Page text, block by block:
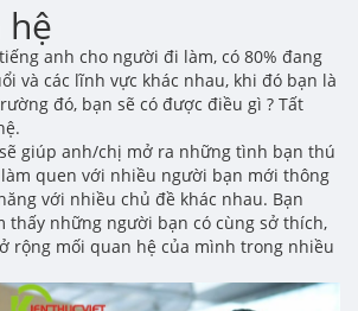
hệ
anh cho người đi làm, có 80% đang
và các lĩnh vực khác nhau, khi đó bạn là
đó, bạn sẽ có được điều gì ? Tất
giúp anh/chị mở ra những tình bạn thú
quen với nhiều người bạn mới thông
với nhiều chủ đề khác nhau. Bạn
thấy những người bạn có cùng sở thích,
rộng mối quan hệ của mình trong nhiều